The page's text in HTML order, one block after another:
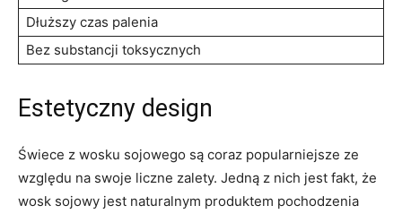
Dłuższy czas⁤ palenia
Bez substancji toksycznych
Estetyczny design
Świece⁤ z wosku sojowego ‍są coraz popularniejsze ⁣ze
względu na swoje liczne ‌zalety. Jedną‍ z⁣ nich jest fakt, że
⁤wosk sojowy jest naturalnym produktem pochodzenia